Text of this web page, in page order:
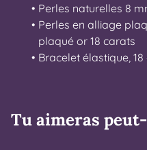
Perles naturelles 8
Perles en alliage
plaqué or 18 carats
Bracelet élastique, 18
Tu aimeras